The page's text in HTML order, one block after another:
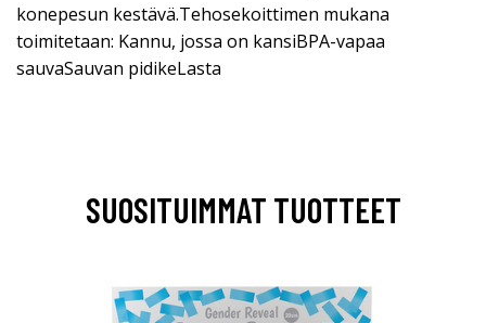
konepesun kestävä.Tehosekoittimen mukana
toimitetaan: Kannu, jossa on kansiBPA-vapaa
sauvaSauvan pidikeLasta
SUOSITUIMMAT TUOTTEET